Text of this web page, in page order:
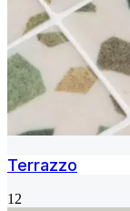
Terrazzo
12